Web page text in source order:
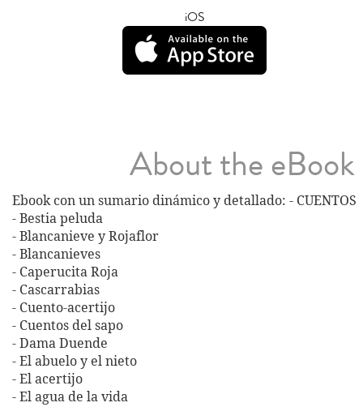
iOS
About the eBook
Ebook con un sumario dinámico y detallado: - CUENTOS
- Bestia peluda
- Blancanieve y Rojaflor
- Blancanieves
- Caperucita Roja
- Cascarrabias
- Cuento-acertijo
- Cuentos del sapo
- Dama Duende
- El abuelo y el nieto
- El acertijo
- El agua de la vida